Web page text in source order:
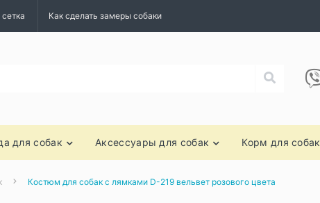
Как сделать замеры собаки
для собак Аксессуары для собак Корм для собак
Костюм для собак с лямками D-219 вельвет розового цвета